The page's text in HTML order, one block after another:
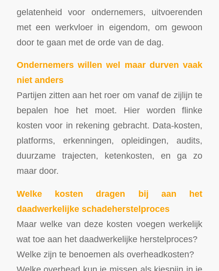
gelatenheid voor ondernemers, uitvoerenden
met een werkvloer in eigendom, om gewoon
door te gaan met de orde van de dag.
Ondernemers willen wel maar durven vaak
niet anders
Partijen zitten aan het roer om vanaf de zijlijn te
bepalen hoe het moet. Hier worden flinke
kosten voor in rekening gebracht. Data-kosten,
platforms, erkenningen, opleidingen, audits,
duurzame trajecten, ketenkosten, en ga zo
maar door.
Welke kosten dragen bij aan het
daadwerkelijke schadeherstelproces
Maar welke van deze kosten voegen werkelijk
wat toe aan het daadwerkelijke herstelproces?
Welke zijn te benoemen als overheadkosten?